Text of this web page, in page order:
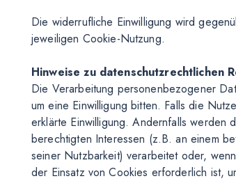
Die widerrufliche Einwilligung wird
jeweiligen Cookie-Nutzung.
Hinweise zu datenschutzrechtlichen
Die Verarbeitung personenbezogener
um eine Einwilligung bitten. Falls die
erklärte Einwilligung. Andernfalls werden
berechtigten Interessen (z.B. an einem
seiner Nutzbarkeit) verarbeitet oder,
der Einsatz von Cookies erforderlich ist,